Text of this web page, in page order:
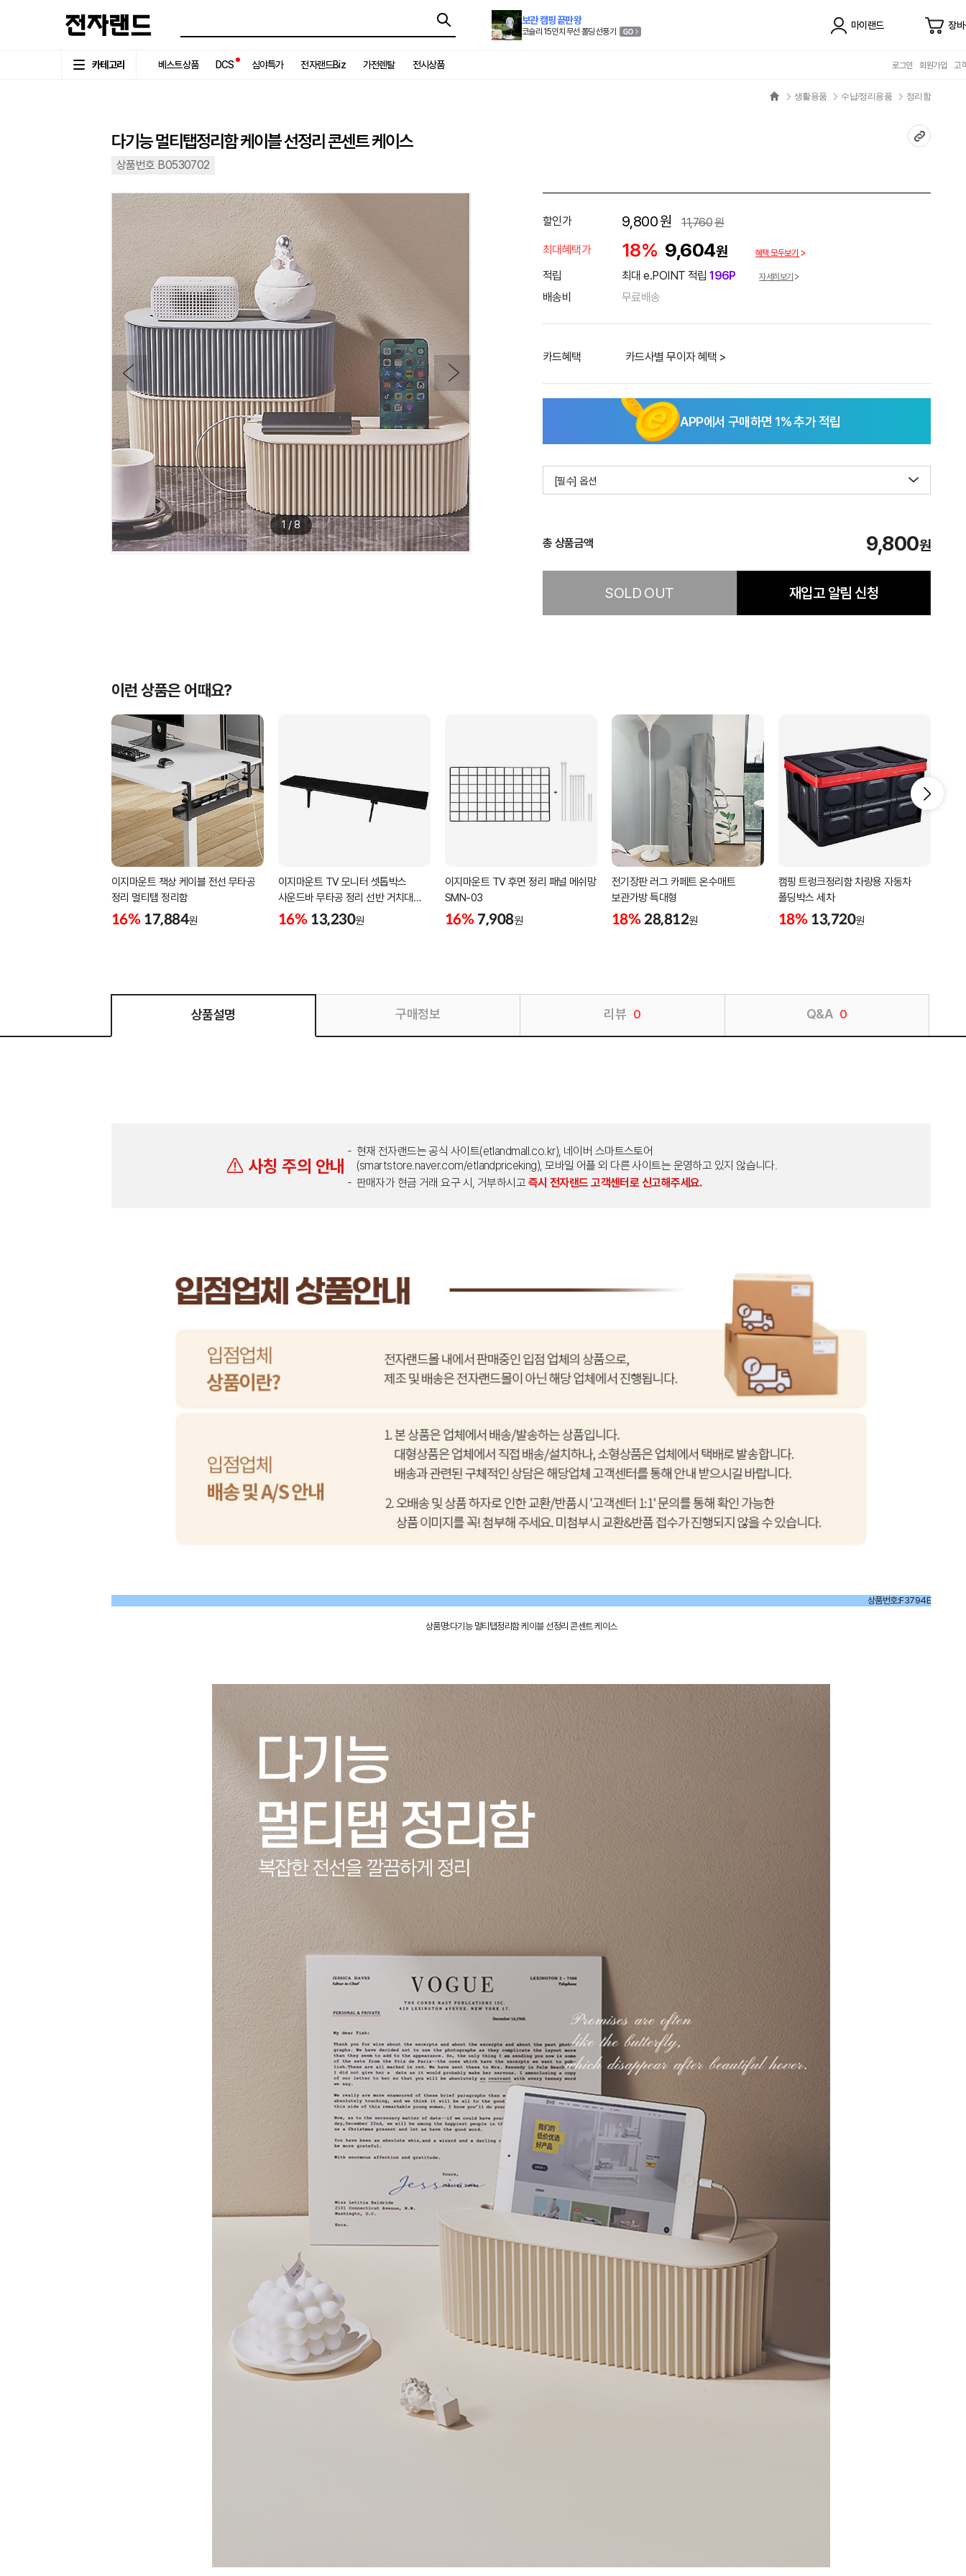
보관 캠핑 끝판왕
코슬리 15인치 무선 폴딩 선풍기
마이랜드 장
카테고리 베스트상품 DCS 심야특가 전자랜드Biz 가전렌탈 전시상품 로그인 회원가입 고
생활용품 수납/정리용품 정리함
다기능 멀티탭정리함 케이블 선정리 콘센트 케이스
상품번호 B0530702
1 /8
할인가 9,800원 11,760원
최대혜택가
18% 9,604원 혜택 모두보기
적립 최대 e.POINT 적립196P 자세히보기
배송비 무료배송
카드혜택 카드사별 무이자 혜택 >
APP에서 구매하면 1% 추가 적립
[필수] 옵션
총 상품금액 9,800원
SOLD OUT 재입고 알림 신청
이런 상품은 어때요?
이지마운트 책상 케이블 전선 무타공
정리 멀티탭 정리함
16% 17,884원
이지마운트 TV 모니터 셋톱박스
사운드바 무타공 정리 선반 거치대
FS-900
16% 13,230원
이지마운트 TV 후면 정리 패널 메쉬망
SMN-03
16% 7,908원
전기장판 러그 카페트 온수매트
보관가방 특대형
18% 28,812원
캠핑 트렁크정리함 차랑용 자동차
폴딩박스 세차
18% 13,720원
상품설명 구매정보 리뷰 0 Q&A 0
사칭 주의 안내
현재 전자랜드는 공식 사이트(etlandmall.co.kr), 네이버 스마트스토어
(smartstore.naver.com/etlandpriceking), 모바일 어플 외 다른 사이트는 운영하고 있지 않습니다.
판매자가 현금 거래 요구 시, 거부하시고 즉시 전자랜드 고객센터로 신고해주세요.
상품번호:F3794E
상품명:다기능 멀티탭정리함 케이블 선정리 콘센트 케이스